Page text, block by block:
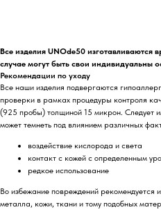
Все изделия UNOde50 изготавливаются
случае могут быть свои индивидуальны
Рекомендации по уходу
Все наши изделия подвергаются
проверки в рамках процедуры контроля
(925 пробы) толщиной 15 микрон. Следует
может темнеть под влиянием различных
воздействие кислорода и света
контакт с кожей с определенным
редкое использование
Во избежание повреждений рекомендуется
металла, кожи, ткани и тому подобных